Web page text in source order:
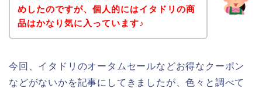
めしたのですが、個人的にはイタドリの商
品はかなり気に入っています♪
今回、イタドリのオータムセールなどお得なクーポン
などがないかを記事にしてきましたが、色々と調べて